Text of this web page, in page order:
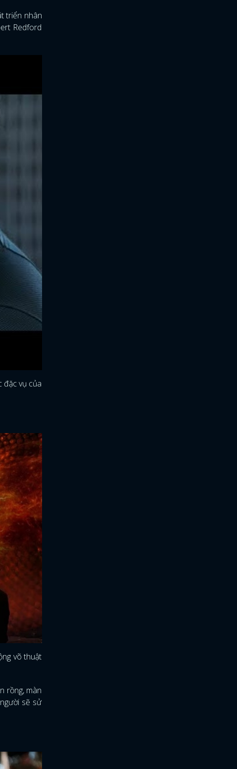
triển nhân
Redford
đặc vụ của
võ thuật
rồng, màn
sẽ sử